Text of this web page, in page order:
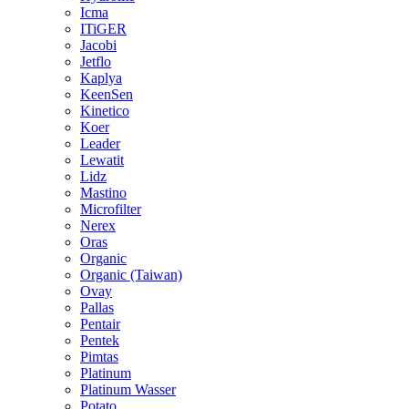
Icma
ITiGER
Jacobi
Jetflo
Kaplya
KeenSen
Kinetico
Koer
Leader
Lewatit
Lidz
Mastino
Microfilter
Nerex
Oras
Organic
Organic (Taiwan)
Ovay
Pallas
Pentair
Pentek
Pimtas
Platinum
Platinum Wasser
Potato